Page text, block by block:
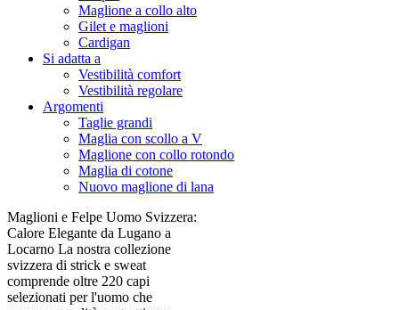
Maglione a collo alto
Gilet e maglioni
Cardigan
Si adatta a
Vestibilità comfort
Vestibilità regolare
Argomenti
Taglie grandi
Maglia con scollo a V
Maglione con collo rotondo
Maglia di cotone
Nuovo maglione di lana
Maglioni e Felpe Uomo Svizzera:
Calore Elegante da Lugano a
Locarno La nostra collezione
svizzera di strick e sweat
comprende oltre 220 capi
selezionati per l'uomo che